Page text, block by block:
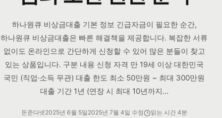
하나원큐 비상금대출 기본 정보 긴급자금이 필요한 순간,
하나원큐 비상금대출은 빠른 해결책을 제공합니다. 복잡한 서류
없이도 온라인으로 간단하게 신청할 수 있어 많은 분들이 찾고
있는 상품입니다. 구분 내용 신청 자격 만 19세 이상 대한민국
국민 (직업·소득 무관) 대출 한도 최소 50만원 ~ 최대 300만원
대출 기간 1년 (연장 시 최대 10년까지…
돈준다넷2025년 6월 5일 2025년 7월 4일 수정 읽는 시간 4분